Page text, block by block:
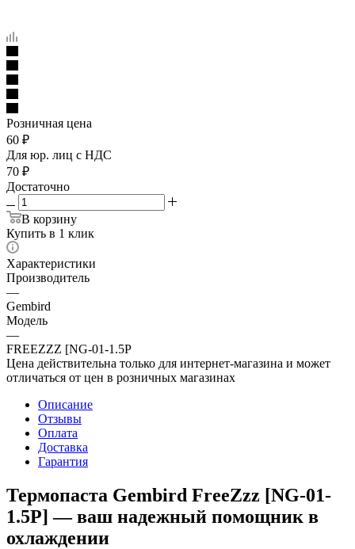
Розничная цена
60 ₽
Для юр. лиц c НДС
70 ₽
Достаточно
В корзину
Купить в 1 клик
Характеристики
Производитель
—
Gembird
Модель
—
FREEZZZ [NG-01-1.5P
Цена действительна только для интернет-магазина и может
отличаться от цен в розничных магазинах
Описание
Отзывы
Оплата
Доставка
Гарантия
Термопаста Gembird FreeZzz [NG-01-
1.5P] — ваш надежный помощник в
охлаждении